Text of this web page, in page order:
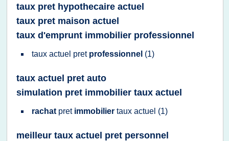
taux pret hypothecaire actuel
taux pret maison actuel
taux d'emprunt immobilier professionnel
taux actuel pret professionnel (1)
taux actuel pret auto
simulation pret immobilier taux actuel
rachat pret immobilier taux actuel (1)
meilleur taux actuel pret personnel